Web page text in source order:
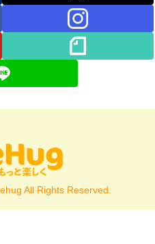
All Rights Reserved.